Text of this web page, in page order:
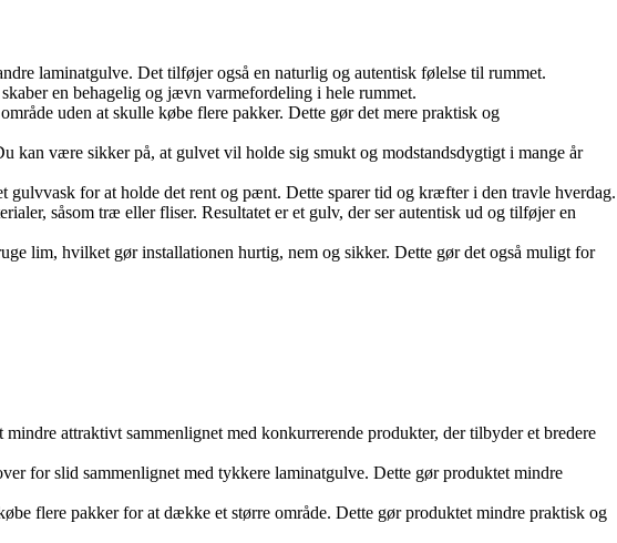
laminatgulve. Det tilføjer også en naturlig og autentisk følelse til rummet.
en behagelig og jævn varmefordeling i hele rummet.
uden at skulle købe flere pakker. Dette gør det mere praktisk og
kan være sikker på, at gulvet vil holde sig smukt og modstandsdygtigt i mange år
for at holde det rent og pænt. Dette sparer tid og kræfter i den travle hverdag.
såsom træ eller fliser. Resultatet er et gulv, der ser autentisk ud og tilføjer en
lim, hvilket gør installationen hurtig, nem og sikker. Dette gør det også muligt for
attraktivt sammenlignet med konkurrerende produkter, der tilbyder et bredere
for slid sammenlignet med tykkere laminatgulve. Dette gør produktet mindre
flere pakker for at dække et større område. Dette gør produktet mindre praktisk og